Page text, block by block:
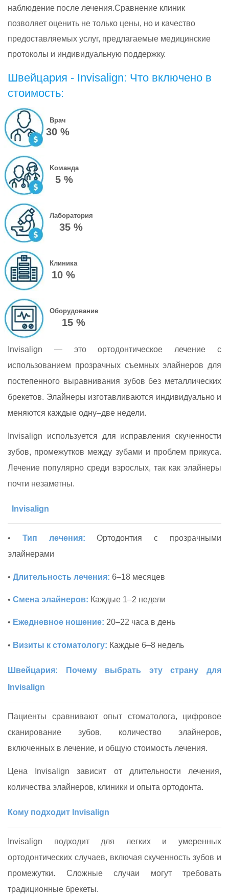
наблюдение после лечения.Сравнение клиник
позволяет оценить не только цены, но и качество
предоставляемых услуг, предлагаемые медицинские
протоколы и индивидуальную поддержку.
Швейцария - Invisalign: Что включено в
стоимость:
Врач
30 %
Kоманда
5 %
Лаборатория
35 %
Клиника
10 %
Оборудование
15 %
Invisalign — это ортодонтическое лечение с
использованием прозрачных съемных элайнеров для
постепенного выравнивания зубов без металлических
брекетов. Элайнеры изготавливаются индивидуально и
меняются каждые одну–две недели.
Invisalign используется для исправления скученности
зубов, промежутков между зубами и проблем прикуса.
Лечение популярно среди взрослых, так как элайнеры
почти незаметны.
Invisalign
• Тип лечения:Ортодонтия с прозрачными
элайнерами
• Длительность лечения: 6–18 месяцев
• Смена элайнеров: Каждые 1–2 недели
• Ежедневное ношение: 20–22 часа в день
• Визиты к стоматологу: Каждые 6–8 недель
Швейцария: Почему выбрать эту страну для
Invisalign
Пациенты сравнивают опыт стоматолога, цифровое
сканирование зубов, количество элайнеров,
включенных в лечение, и общую стоимость лечения.
Цена Invisalign зависит от длительности лечения,
количества элайнеров, клиники и опыта ортодонта.
Кому подходит Invisalign
Invisalign подходит для легких и умеренных
ортодонтических случаев, включая скученность зубов и
промежутки. Сложные случаи могут требовать
традиционные брекеты.